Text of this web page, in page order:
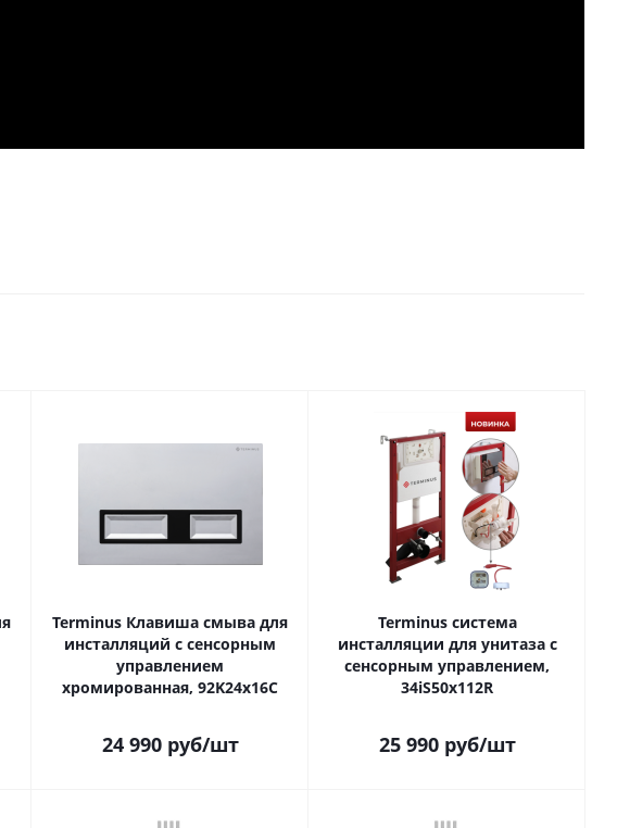
Terminus Клавиша смыва для
инсталляций с сенсорным
управлением
хромированная, 92K24х16С
24 990руб/шт
Terminus система
инсталляции для унитаза с
сенсорным управлением,
34iS50х112R
25 990руб/шт